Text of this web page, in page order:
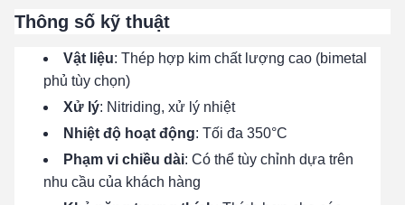
Thông số kỹ thuật
Vật liệu: Thép hợp kim chất lượng cao (bimetal
phủ tùy chọn)
Xử lý: Nitriding, xử lý nhiệt
Nhiệt độ hoạt động: Tối đa 350°C
Phạm vi chiều dài: Có thể tùy chỉnh dựa trên
nhu cầu của khách hàng